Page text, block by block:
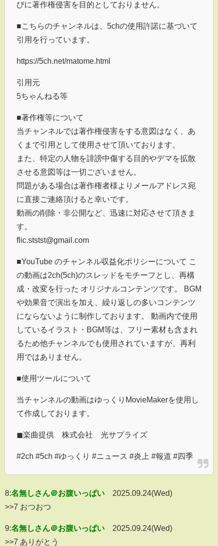
びに著作権侵害を目的としておりません。
■こちらのチャンネルは、5chの使用許諾に基づいて
引用を行っています。
https://5ch.net/matome.html
引用元
5ちゃんねる等
■著作権等について
当チャンネルでは著作権侵害をする意図はなく、あ
くまで引用として使用させて頂いております。
また、特定の人物を誹謗中傷する目的やデマを拡散
させる意図等は一切ございません。
問題がある場合は著作権者様よりメールアドレス宛
に直接ご連絡頂けると幸いです。
動画の削除・非公開など、迅速に対応させて頂きま
す。
flic.ststst@gmail.com
■YouTube のチャンネル収益化ポリシーについて こ
の動画は2ch(5ch)のスレッドをモチーフとし、再構
成・改変を行った オリジナルコンテンツです。 BGM
や効果音で演出を加え、繰り返しの多いコンテンツ
にならないように制作しております。 動画内で使用
しているイラスト・BGM等は、フリー素材も含まれ
るため他チャンネルでも使用されていますが、再利
用ではありません。
■使用ツールについて
当チャンネルの動画はゆっくりMovieMakerを使用し
て作成しております。
◼︎楽曲提供 株式会社 光サプライズ
#2ch #5ch #ゆっくり #ニュース #炎上 #報道 #四季
8:名無しさん＠お腹いっぱい
2025.09.24(Wed)
>>7 おつおつ
9:名無しさん＠お腹いっぱい
2025.09.24(Wed)
>>7 ありがとう